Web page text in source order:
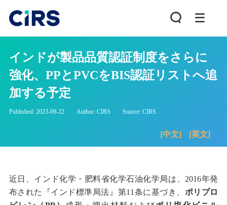
インドが製品品質認証制度をさらに
強化、PPとPVCをBIS認証リストへ追
加する予定
Published: 2023-09-22 Author: CIRS Source: CIRS
[中文] [英文]
近日、インド化学 ・ 肥料省化学石油化学局は、 2016年発
布された『インド標準局法』第11 条に基づき、 ポリプロ